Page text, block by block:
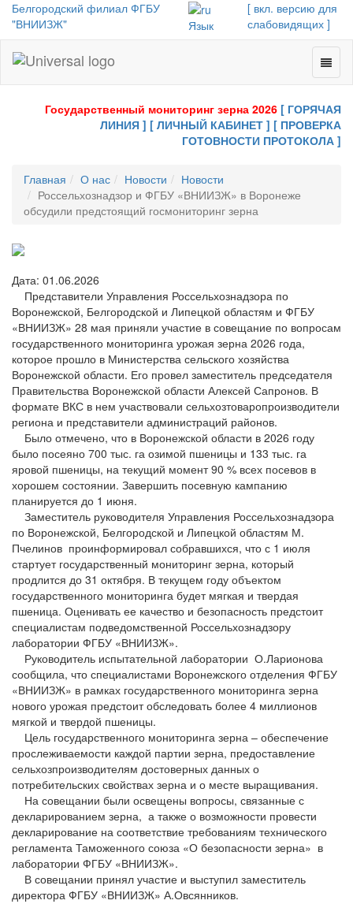
Белгородский филиал ФГБУ
"ВНИИЗЖ"
Язык
[ вкл. версию для
слабовидящих ]
-
Toggle
Государственный мониторинг зерна 2026 [ ГОРЯЧАЯ
ЛИНИЯ ] [ ЛИЧНЫЙ КАБИНЕТ ] [ ПРОВЕРКА
ГОТОВНОСТИ ПРОТОКОЛА ]
Главная О нас Новости
Новости
Россельхознадзор и ФГБУ «ВНИИЗЖ» в Воронеже
обсудили предстоящий госмониторинг зерна
Дата: 01.06.2026
Представители Управления Россельхознадзора по
Воронежской, Белгородской и Липецкой областям и ФГБУ
«ВНИИЗЖ» 28 мая приняли участие в совещание по вопросам
государственного мониторинга урожая зерна 2026 года,
которое прошло в Министерства сельского хозяйства
Воронежской области. Его провел заместитель председателя
Правительства Воронежской области Алексей Сапронов. В
формате ВКС в нем участвовали сельхозтоваропроизводители
региона и представители администраций районов.
Было отмечено, что в Воронежской области в 2026 году
было посеяно 700 тыс. га озимой пшеницы и 133 тыс. га
яровой пшеницы, на текущий момент 90 % всех посевов в
хорошем состоянии. Завершить посевную кампанию
планируется до 1 июня.
Заместитель руководителя Управления Россельхознадзора
по Воронежской, Белгородской и Липецкой областям М.
Пчелинов проинформировал собравшихся, что с 1 июля
стартует государственный мониторинг зерна, который
продлится до 31 октября. В текущем году объектом
государственного мониторинга будет мягкая и твердая
пшеница. Оценивать ее качество и безопасность предстоит
специалистам подведомственной Россельхознадзору
лаборатории ФГБУ «ВНИИЗЖ».
Руководитель испытательной лаборатории О.Ларионова
сообщила, что специалистами Воронежского отделения ФГБУ
«ВНИИЗЖ» в рамках государственного мониторинга зерна
нового урожая предстоит обследовать более 4 миллионов
мягкой и твердой пшеницы.
Цель государственного мониторинга зерна – обеспечение
прослеживаемости каждой партии зерна, предоставление
сельхозпроизводителям достоверных данных о
потребительских свойствах зерна и о месте выращивания.
На совещании были освещены вопросы, связанные с
декларированием зерна, а также о возможности провести
декларирование на соответствие требованиям технического
регламента Таможенного союза «О безопасности зерна» в
лаборатории ФГБУ «ВНИИЗЖ».
В совещании принял участие и выступил заместитель
директора ФГБУ «ВНИИЗЖ» А.Овсянников.